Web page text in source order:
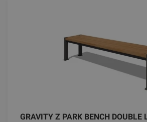
GRAVITY Z PARK BENCH DOUBLE